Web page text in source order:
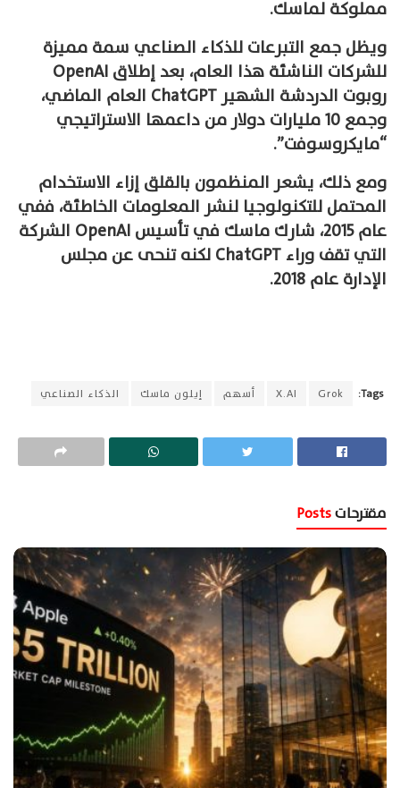
مملوكة لماسك.
ويظل جمع التبرعات للذكاء الصناعي سمة مميزة
للشركات الناشئة هذا العام، بعد إطلاق OpenAI
روبوت الدردشة الشهير ChatGPT العام الماضي،
وجمع 10 مليارات دولار من داعمها الاستراتيجي
“مايكروسوفت”.
ومع ذلك، يشعر المنظمون بالقلق إزاء الاستخدام
المحتمل للتكنولوجيا لنشر المعلومات الخاطئة، ففي
عام 2015، شارك ماسك في تأسيس OpenAI الشركة
التي تقف وراء ChatGPT لكنه تنحى عن مجلس
الإدارة عام 2018.
Tags:
Grok
X.AI أسهم إيلون ماسك الذكاء الصناعي
مقترحات